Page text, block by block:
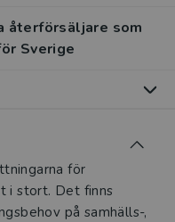
återförsäljare som
Sverige
produkten
via Studora.se
180 dagar. Observera
för
i stort. Det finns
på samhälls-,